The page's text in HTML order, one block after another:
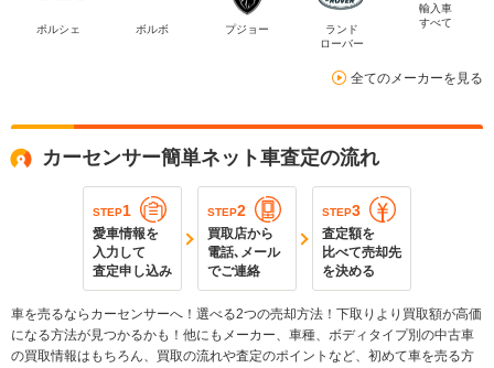
ポルシェ ボルボ プジョー
ランド
ローバー
輸入車
すべて
全てのメーカーを見る
カーセンサー簡単ネット車査定の流れ
STEP1
愛車情報を
入力して
査定申し込み
STEP2
買取店から
電話､メール
でご連絡
STEP3
査定額を
比べて売却先
を決める
車を売るならカーセンサーへ！選べる2つの売却方法！下取りより買取額が高価
になる方法が見つかるかも！他にもメーカー、車種、ボディタイプ別の中古車
の買取情報はもちろん、買取の流れや査定のポイントなど、初めて車を売る方